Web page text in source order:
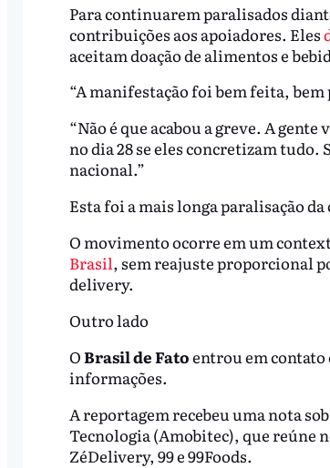
Para continuarem paralisados
contribuições aos apoiadores. Eles
aceitam doação de alimentos e
“A manifestação foi bem feita,
“Não é que acabou a greve. A
no dia 28 se eles concretizam tudo.
nacional.”
Esta foi a mais longa paralisação
O movimento ocorre em um
Brasil, sem reajuste proporcional
delivery.
Outro lado
OBrasil de Fatoentrou em contato
informações.
A reportagem recebeu uma nota
Tecnologia (Amobitec), que reúne
ZéDelivery, 99 e 99Foods.